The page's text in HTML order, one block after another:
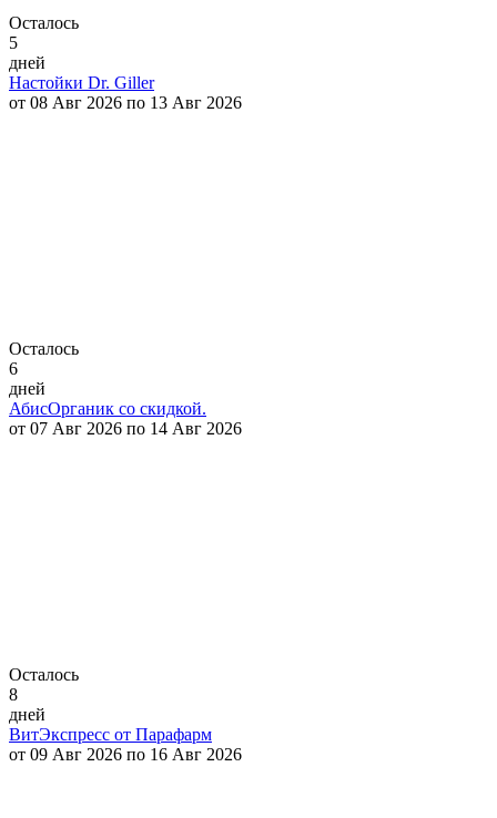
Осталось
5
дней
Настойки Dr. Giller
от 08 Авг 2026 по 13 Авг 2026
Осталось
6
дней
АбисОрганик со скидкой.
от 07 Авг 2026 по 14 Авг 2026
Осталось
8
дней
ВитЭкспресс от Парафарм
от 09 Авг 2026 по 16 Авг 2026